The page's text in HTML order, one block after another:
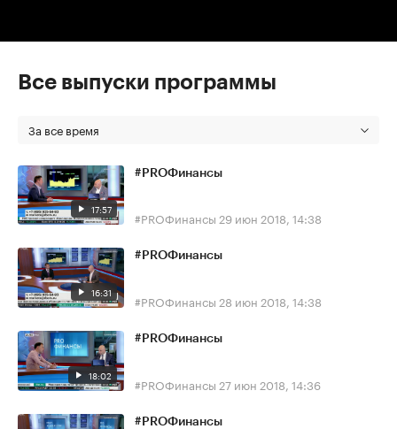
Все выпуски программы
За все время
17:57
#PROФинансы
#PROФинансы 29 июн 2018, 14:38
16:31
#PROФинансы
#PROФинансы 28 июн 2018, 14:38
18:02
#PROФинансы
#PROФинансы 27 июн 2018, 14:36
#PROФинансы